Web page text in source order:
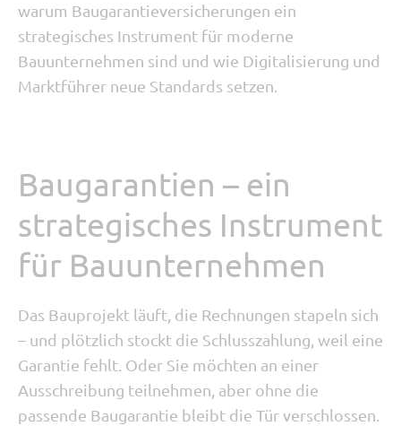
warum Baugarantieversicherungen ein
strategisches Instrument für moderne
Bauunternehmen sind und wie Digitalisierung und
Marktführer neue Standards setzen.
Baugarantien – ein
strategisches Instrument
für Bauunternehmen
Das Bauprojekt läuft, die Rechnungen stapeln sich
– und plötzlich stockt die Schlusszahlung, weil eine
Garantie fehlt. Oder Sie möchten an einer
Ausschreibung teilnehmen, aber ohne die
passende Baugarantie bleibt die Tür verschlossen.